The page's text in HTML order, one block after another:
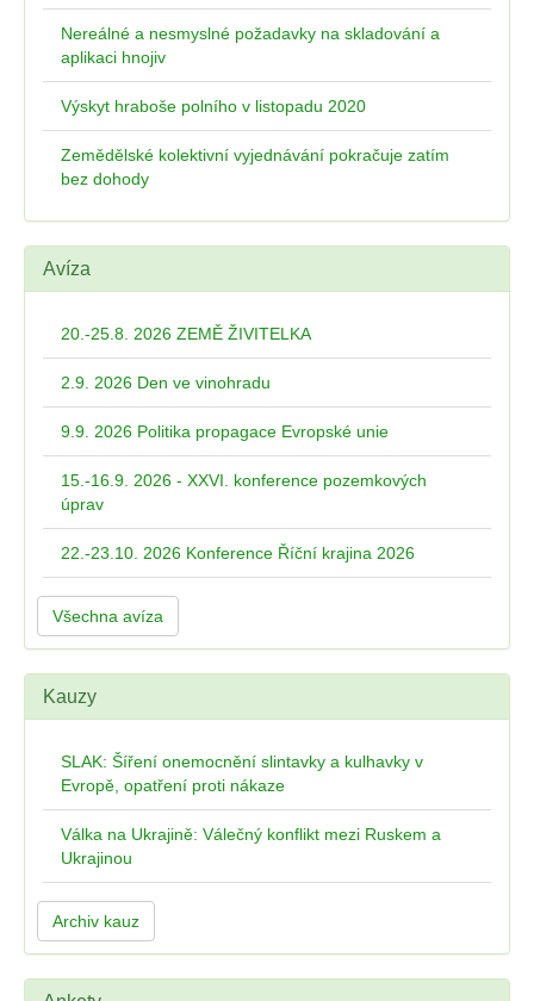
Nereálné a nesmyslné požadavky na skladování a
aplikaci hnojiv
Výskyt hraboše polního v listopadu 2020
Zemědělské kolektivní vyjednávání pokračuje zatím
bez dohody
Avíza
20.-25.8. 2026 ZEMĚ ŽIVITELKA
2.9. 2026 Den ve vinohradu
9.9. 2026 Politika propagace Evropské unie
15.-16.9. 2026 - XXVI. konference pozemkových
úprav
22.-23.10. 2026 Konference Říční krajina 2026
Všechna avíza
Kauzy
SLAK: Šíření onemocnění slintavky a kulhavky v
Evropě, opatření proti nákaze
Válka na Ukrajině: Válečný konflikt mezi Ruskem a
Ukrajinou
Archiv kauz